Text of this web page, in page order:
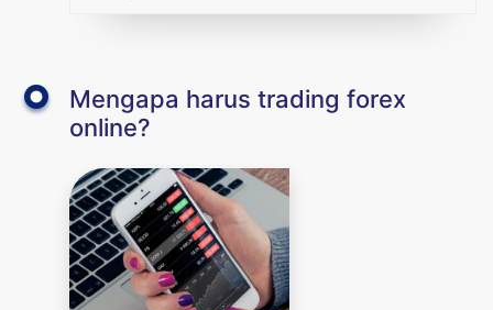
Mengapa harus trading forex
online?